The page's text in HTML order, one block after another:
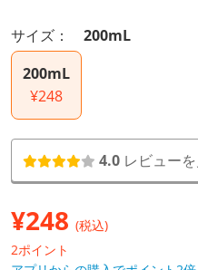
サイズ： 200mL
200mL
¥248
4.0 レビューを
¥248 (税込)
2ポイント